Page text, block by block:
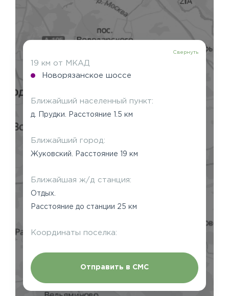
Свернуть
19 км от МКАД
Новорязанское шоссе
Ближайший населенный пункт:
д. Прудки. Расстояние 1.5 км
Ближайший город:
Жуковский. Расстояние 19 км
Ближайшая ж/д станция:
Отдых.
Расстояние до станции 25 км
Координаты поселка:
Отправить в СМС